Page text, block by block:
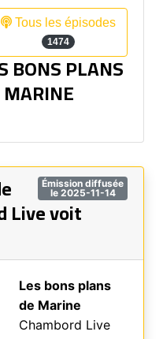
Tous les épisodes
1474
BONS PLANS
Émission diffusée
le 2025-11-14
Live voit
Les bons plans
de Marine
Chambord Live